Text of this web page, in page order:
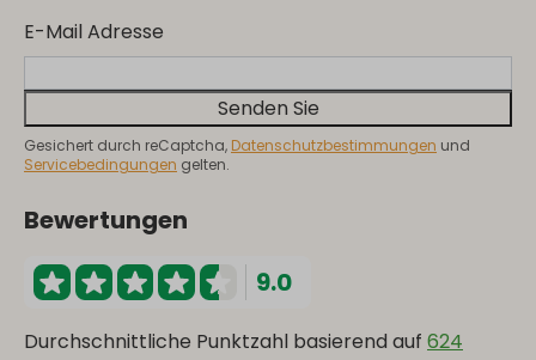
E-Mail Adresse
Senden Sie
Gesichert durch reCaptcha, Datenschutzbestimmungen und
Servicebedingungen gelten.
Bewertungen
9.0
Durchschnittliche Punktzahl basierend auf 624